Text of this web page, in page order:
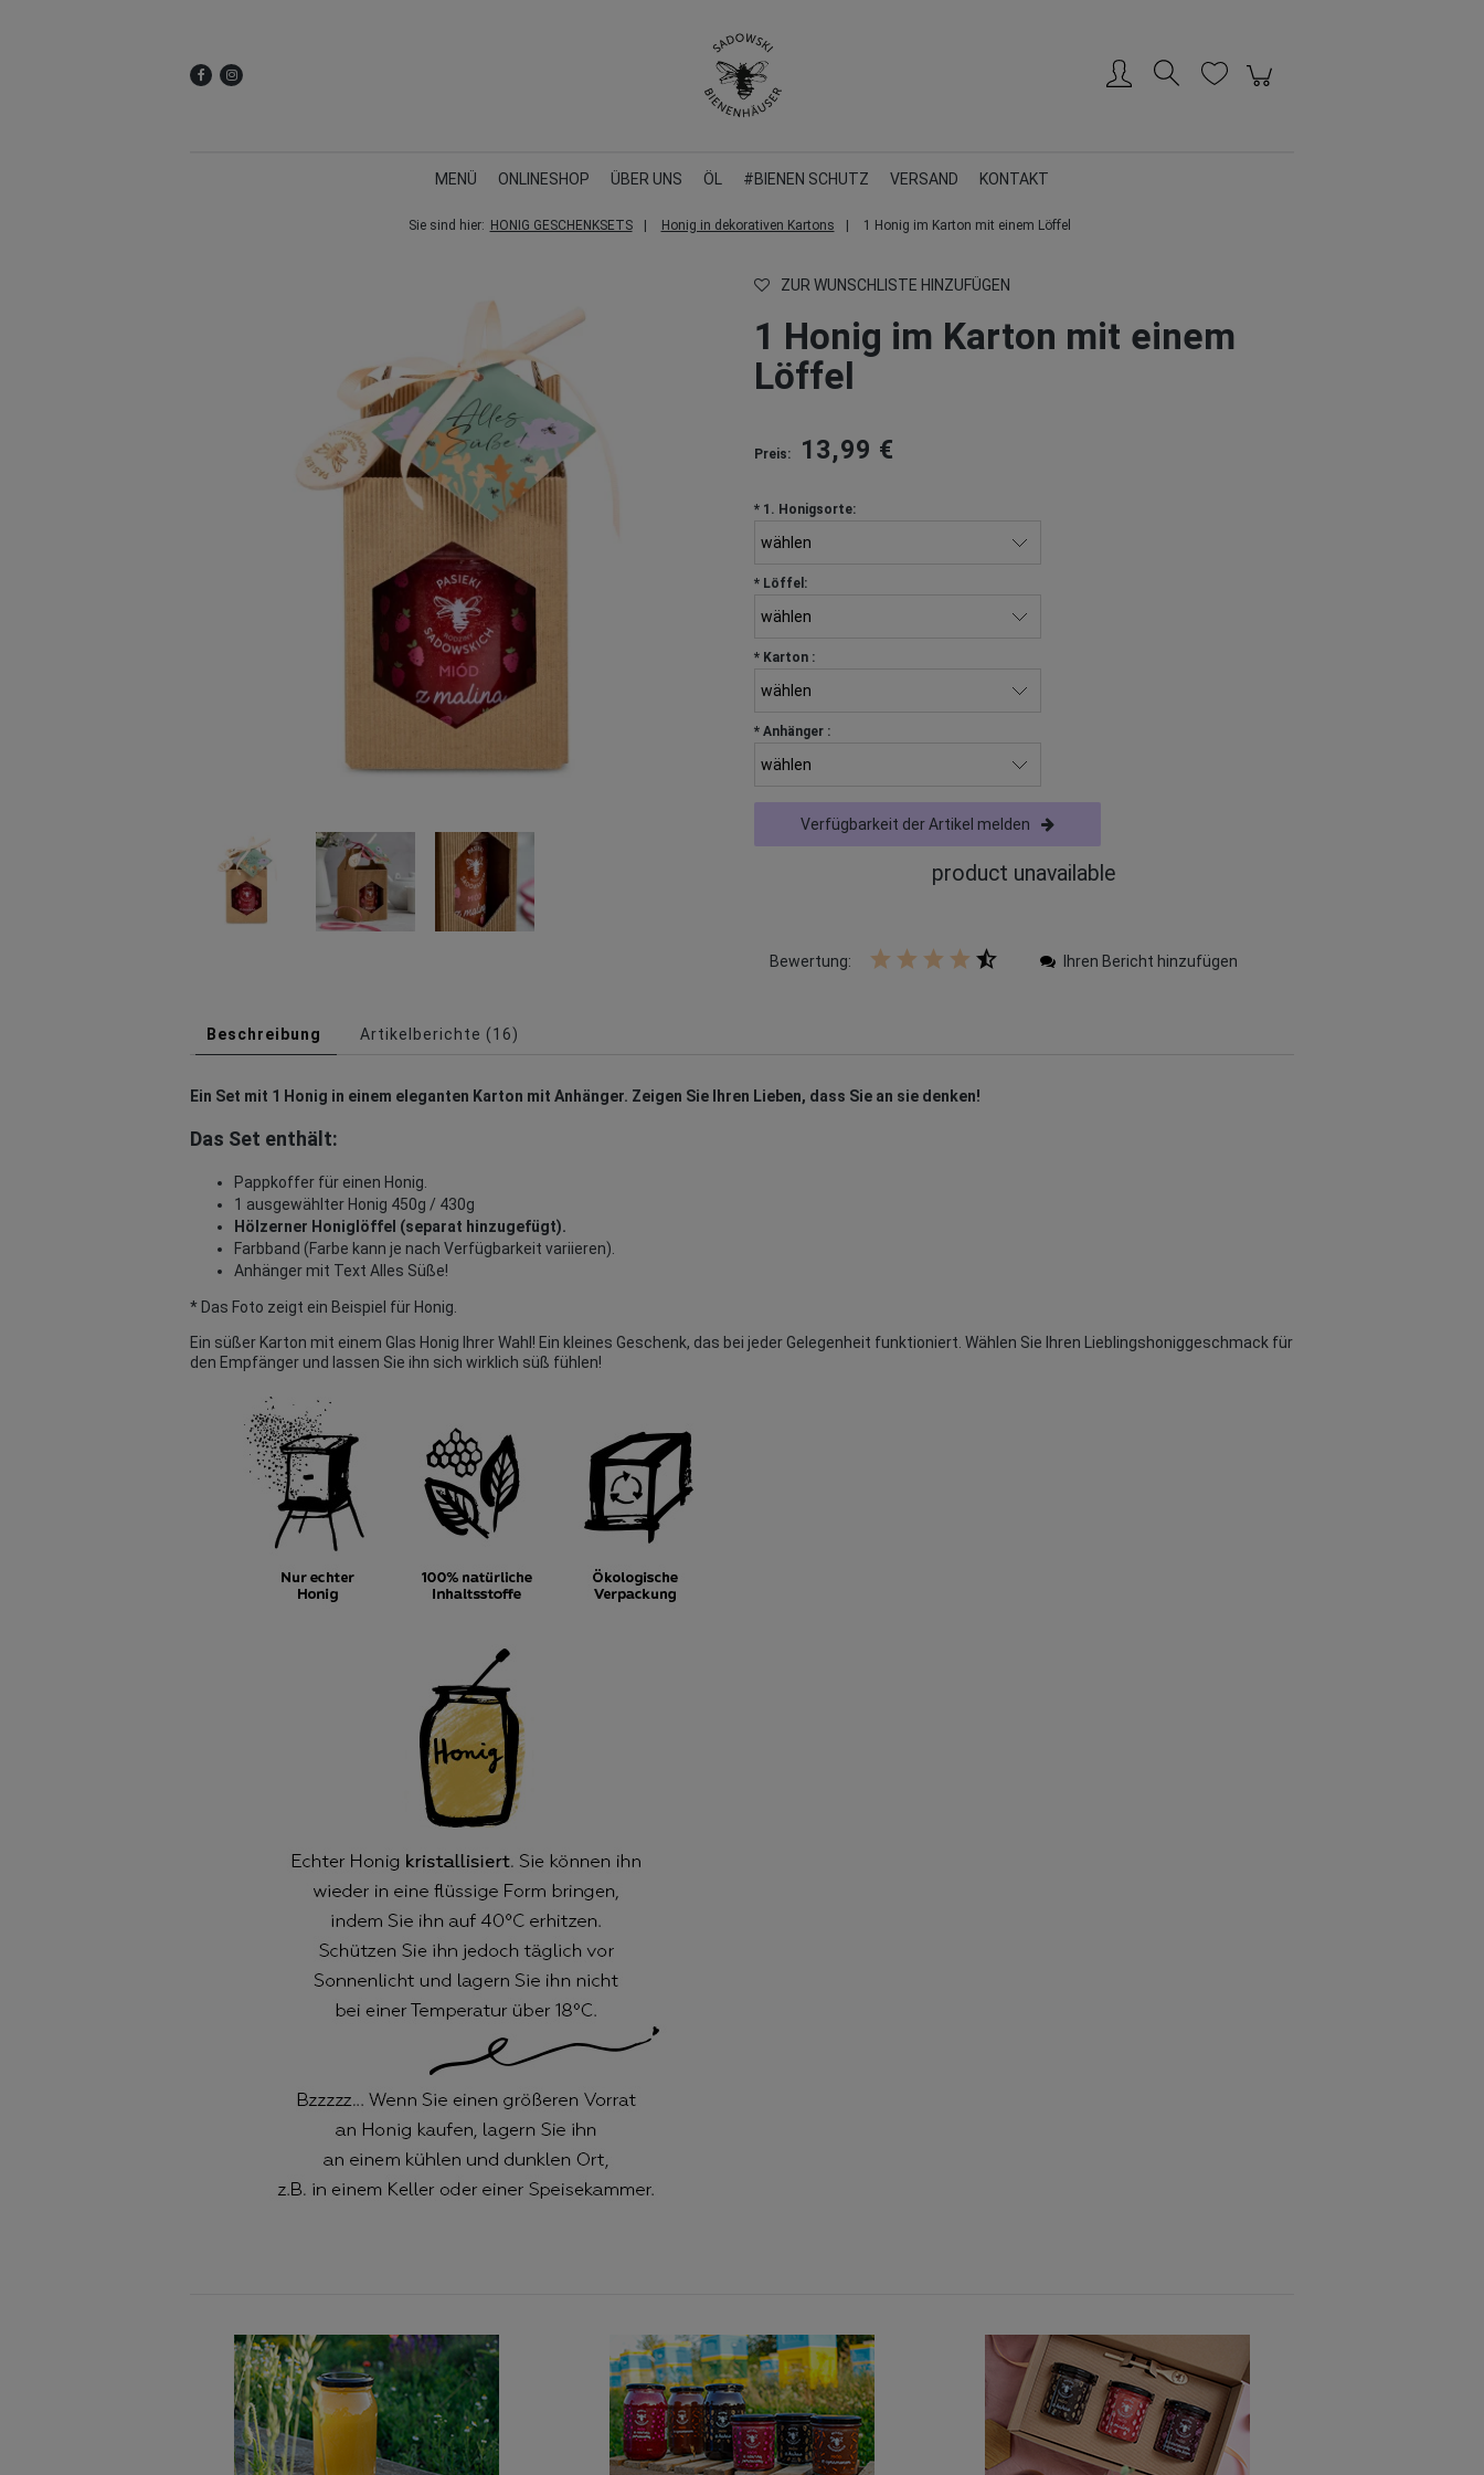
MENÜ ONLINESHOP ÜBER UNS ÖL #BIENEN SCHUTZ VERSAND KONTAKT
Sie sind hier: HONIG GESCHENKSETS Honig in dekorativen Kartons 1 Honig im Karton mit einem Löffel
ZUR WUNSCHLISTE HINZUFÜGEN
1 Honig im Karton mit einem
Löffel
Preis: 13,99 €
*1. Honigsorte:
*Löffel:
*Karton :
*Anhänger :
Verfügbarkeit der Artikel melden
product unavailable
Bewertung: Ihren Bericht hinzufügen
Beschreibung Artikelberichte (16)
Ein Set mit 1 Honig in einem eleganten Karton mit Anhänger. Zeigen Sie Ihren Lieben, dass Sie an sie denken!
Das Set enthält:
Pappkoffer für einen Honig.
1 ausgewählter Honig 450g / 430g
Hölzerner Honiglöffel (separat hinzugefügt).
Farbband (Farbe kann je nach Verfügbarkeit variieren).
Anhänger mit Text Alles Süße!
* Das Foto zeigt ein Beispiel für Honig.
Ein süßer Karton mit einem Glas Honig Ihrer Wahl! Ein kleines Geschenk, das bei jeder Gelegenheit funktioniert. Wählen Sie Ihren Lieblingshoniggeschmack für
den Empfänger und lassen Sie ihn sich wirklich süß fühlen!